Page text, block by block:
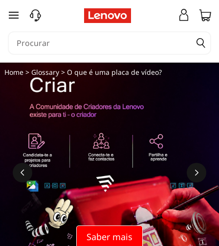
saltar para o conteúdo principal
Saber mais
Home> Glossary> O que é uma placa de vídeo?